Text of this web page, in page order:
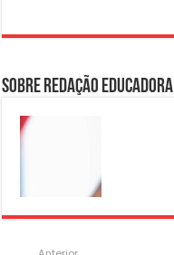
Sobre Redação Educadora